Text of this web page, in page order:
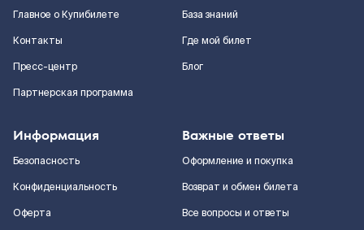
Главное о Купибилете
Контакты
Пресс-центр
Партнерская программа
База знаний
Где мой билет
Блог
Информация
Безопасность
Конфиденциальность
Оферта
Важные ответы
Оформление и покупка
Возврат и обмен билета
Все вопросы и ответы